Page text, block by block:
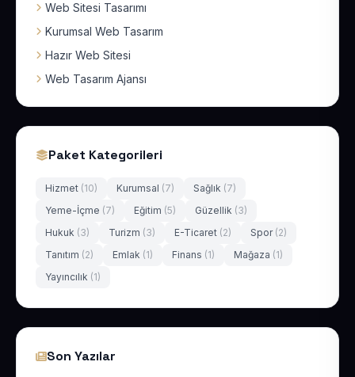
Web Sitesi Tasarımı
Kurumsal Web Tasarım
Hazır Web Sitesi
Web Tasarım Ajansı
Paket Kategorileri
Hizmet (10) Kurumsal (7) Sağlık (7)
Yeme-İçme (7) Eğitim (5) Güzellik (3)
Hukuk (3) Turizm (3) E-Ticaret (2) Spor (2)
Tanıtım (2) Emlak (1) Finans (1) Mağaza (1)
Yayıncılık (1)
Son Yazılar